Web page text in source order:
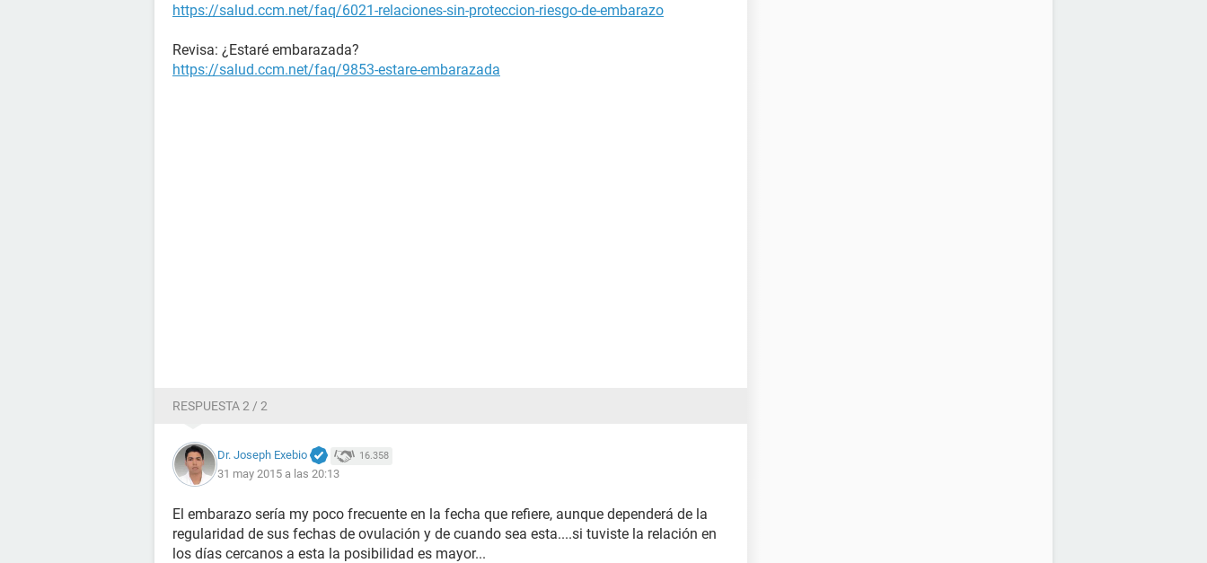
https://salud.ccm.net/faq/6021-relaciones-sin-proteccion-riesgo-de-embarazo
Revisa: ¿Estaré embarazada?
https://salud.ccm.net/faq/9853-estare-embarazada
RESPUESTA 2 / 2
Dr. Joseph Exebio 16.358
31 may 2015 a las 20:13
El embarazo sería my poco frecuente en la fecha que refiere, aunque dependerá de la
regularidad de sus fechas de ovulación y de cuando sea esta....si tuviste la relación en
los días cercanos a esta la posibilidad es mayor...